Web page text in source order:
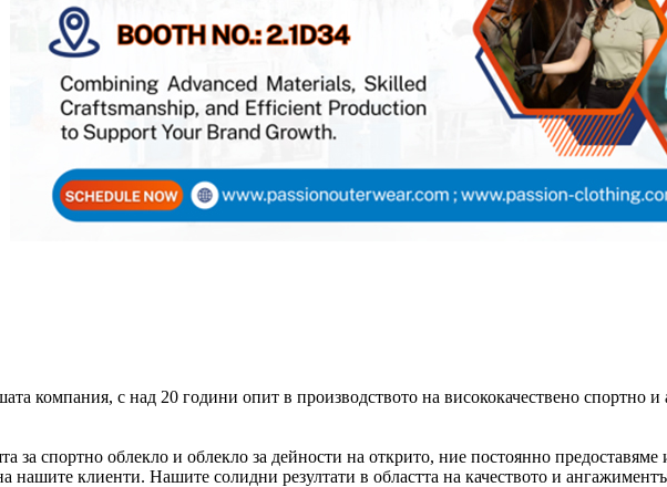
компания, с над 20 години опит в производството на висококачествено спортно
за спортно облекло и облекло за дейности на открито, ние постоянно
нашите клиенти. Нашите солидни резултати в областта на качеството и